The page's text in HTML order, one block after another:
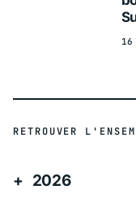
RETROUVER
2026